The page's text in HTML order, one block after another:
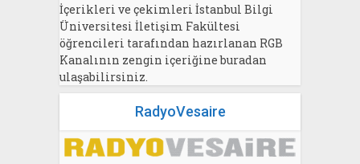
İçerikleri ve çekimleri İstanbul Bilgi
Üniversitesi İletişim Fakültesi
öğrencileri tarafından hazırlanan RGB
Kanalının zengin içeriğine buradan
ulaşabilirsiniz.
RadyoVesaire